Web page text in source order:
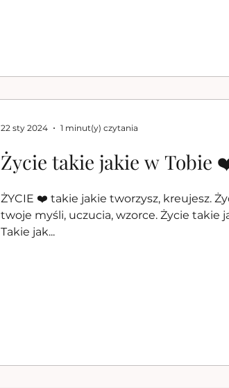
Życie takie jakie w Tobie
ŻYCIE ❤️ takie jakie tworzysz, kreujesz. Życie jak... wszystkie
twoje myśli, uczucia, wzorce. Życie takie jakie w Tobie ❤️
Takie jak...
22 sty 2024 1 minut(y) czytania